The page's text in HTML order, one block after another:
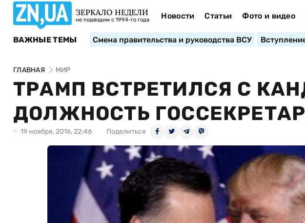
ЗЕРКАЛО НЕДЕЛИ
не подводим с 1994-го года Новости Статьи Фото и видео
ВАЖНЫЕ ТЕМЫ Смена правительства и руководства ВСУ
ГЛАВНАЯ МИР
ТРАМП ВСТРЕТИЛСЯ С
ДОЛЖНОСТЬ
19 ноября, 2016, 22:46 Поделиться